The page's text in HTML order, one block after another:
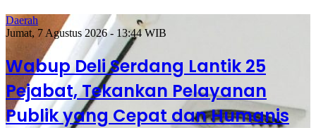
Daerah
Jumat, 7 Agustus 2026 - 13:44 WIB
Wabup Deli Serdang Lantik 25
Pejabat, Tekankan Pelayanan
Publik yang Cepat dan Humanis